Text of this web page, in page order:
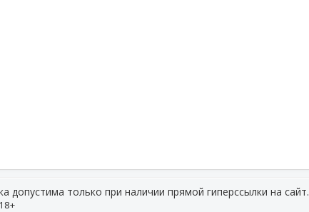
допустима только при наличии прямой гиперссылки на сайт.